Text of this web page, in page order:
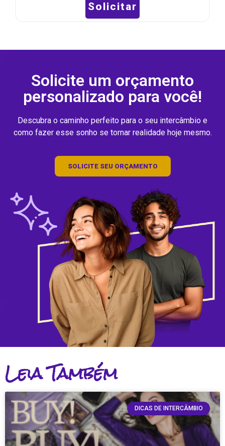
Solicitar
Solicite um orçamento
personalizado para você!
Descubra o caminho perfeito para o seu intercâmbio e
como fazer esse sonho se tornar realidade hoje mesmo.
SOLICITE SEU ORÇAMENTO
Leia Também
DICAS DE INTERCÂMBIO